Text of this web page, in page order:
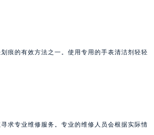
痕的有效方法之一。使用专用的手表清洁剂轻轻
求专业维修服务。专业的维修人员会根据实际情